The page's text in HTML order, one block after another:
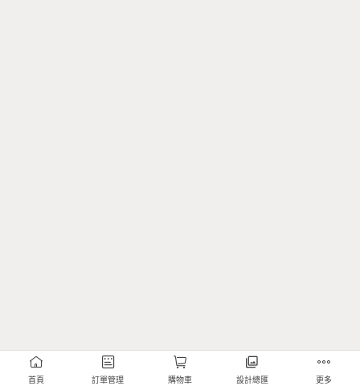
首頁 訂單管理 購物車 設計總匯 更多